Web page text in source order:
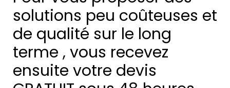
solutions peu coûteuses et
de qualité sur le long
terme , vous recevez
ensuite votre devis